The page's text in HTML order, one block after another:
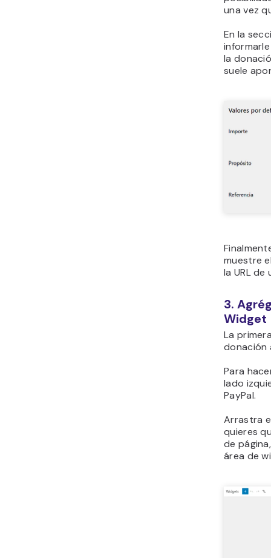
una vez
En la
la
suele
muestre
la URL
3.
Widget
La
donación
Para
lado
PayPal.
Arrastra
quieres
de
área de